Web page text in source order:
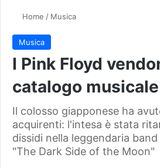
Home / Musica
Musica
I Pink Floyd
catalogo musicale
Il colosso giapponese ha
acquirenti: l'intesa è stata
dissidi nella leggendaria
"The Dark Side of the Moon"